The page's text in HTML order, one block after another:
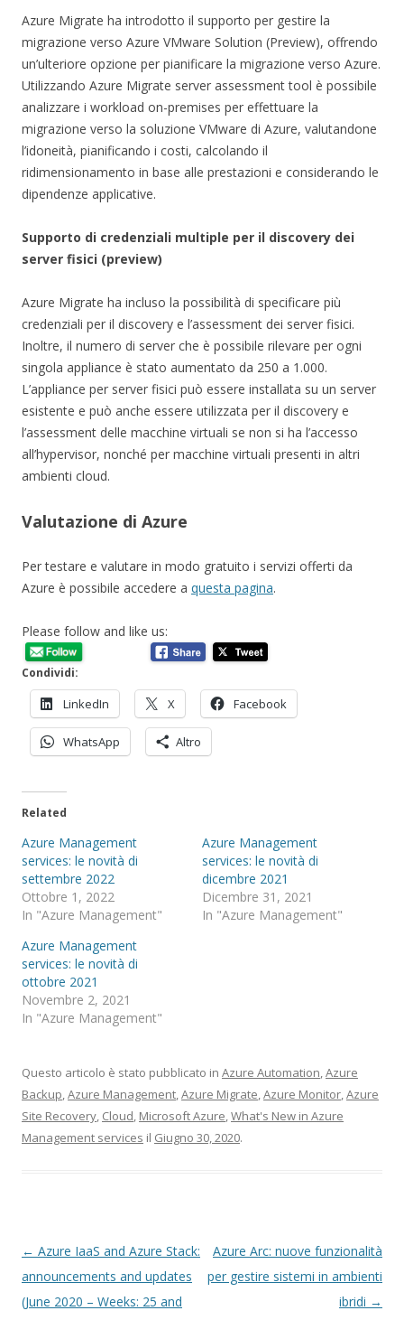
Azure Migrate ha introdotto il supporto per gestire la
migrazione verso Azure VMware Solution (Preview), offrendo
un’ulteriore opzione per pianificare la migrazione verso Azure.
Utilizzando Azure Migrate server assessment tool è possibile
analizzare i workload on-premises per effettuare la
migrazione verso la soluzione VMware di Azure, valutandone
l’idoneità, pianificando i costi, calcolando il
ridimensionamento in base alle prestazioni e considerando le
dipendenze applicative.
Supporto di credenziali multiple per il discovery dei
server fisici (preview)
Azure Migrate ha incluso la possibilità di specificare più
credenziali per il discovery e l’assessment dei server fisici.
Inoltre, il numero di server che è possibile rilevare per ogni
singola appliance è stato aumentato da 250 a 1.000.
L’appliance per server fisici può essere installata su un server
esistente e può anche essere utilizzata per il discovery e
l’assessment delle macchine virtuali se non si ha l’accesso
all’hypervisor, nonché per macchine virtuali presenti in altri
ambienti cloud.
Valutazione di Azure
Per testare e valutare in modo gratuito i servizi offerti da
Azure è possibile accedere a questa pagina.
Please follow and like us:
Condividi:
LinkedIn X Facebook
WhatsApp Altro
Related
Azure Management
services: le novità di
settembre 2022
Ottobre 1, 2022
In "Azure Management"
Azure Management
services: le novità di
dicembre 2021
Dicembre 31, 2021
In "Azure Management"
Azure Management
services: le novità di
ottobre 2021
Novembre 2, 2021
In "Azure Management"
Questo articolo è stato pubblicato in Azure Automation Azure
Backup Azure Management Azure Migrate Azure Monitor Azure
Site Recovery Cloud Microsoft Azure What's New in Azure
Management services il Giugno 30, 2020.
Navigazione
articolo
← Azure IaaS and Azure Stack:
announcements and updates
(June 2020 – Weeks: 25 and
Azure Arc: nuove funzionalità
per gestire sistemi in ambienti
ibridi →